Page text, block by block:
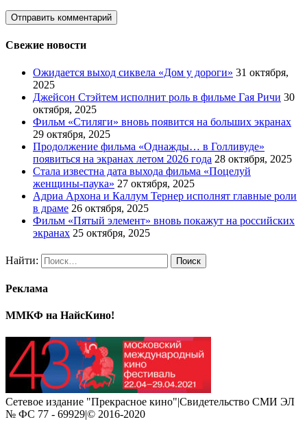
Свежие новости
Ожидается выход сиквела «Дом у дороги» 31 октября,
2025
Джейсон Стэйтем исполнит роль в фильме Гая Ричи 30
октября, 2025
Фильм «Стиляги» вновь появится на больших экранах
29 октября, 2025
Продолжение фильма «Однажды… в Голливуде»
появиться на экранах летом 2026 года 28 октября, 2025
Стала известна дата выхода фильма «Поцелуй
женщины-паука» 27 октября, 2025
Адриа Архона и Каллум Тернер исполнят главные роли
в драме 26 октября, 2025
Фильм «Пятый элемент» вновь покажут на российских
экранах 25 октября, 2025
Найти:
Реклама
ММКФ на НайсКино!
Сетевое издание "Прекрасное кино"|Свидетельство СМИ ЭЛ
№ ФС 77 - 69929|© 2016-2020